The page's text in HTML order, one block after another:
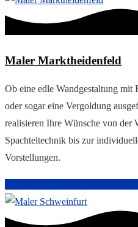
Maler Marktheidenfeld
Ob eine edle Wandgestaltung mit
oder sogar eine Vergoldung
realisieren Ihre Wünsche von der
Spachteltechnik bis zur
Vorstellungen.